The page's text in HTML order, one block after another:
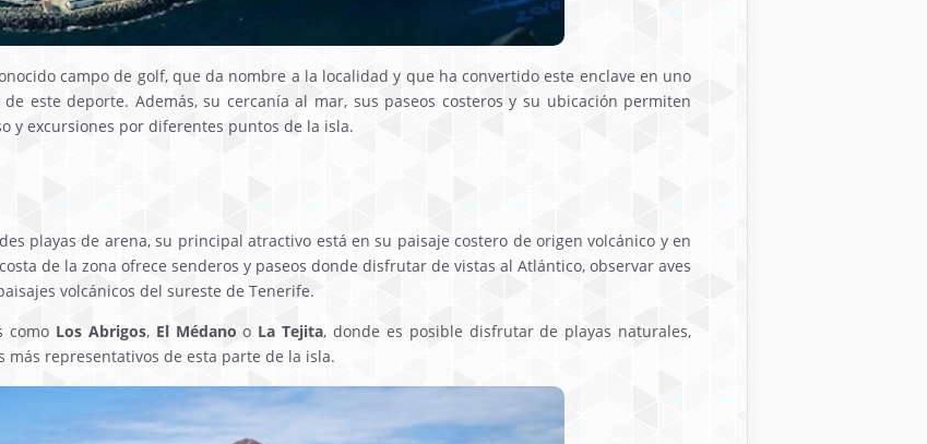
campo de golf, que da nombre a la localidad y que ha convertido este enclave en uno
este deporte. Además, su cercanía al mar, sus paseos costeros y su ubicación permiten
y excursiones por diferentes puntos de la isla.
playas de arena, su principal atractivo está en su paisaje costero de origen volcánico y en
de la zona ofrece senderos y paseos donde disfrutar de vistas al Atlántico, observar aves
volcánicos del sureste de Tenerife.
como Los Abrigos, El Médano o La Tejita, donde es posible disfrutar de playas naturales,
representativos de esta parte de la isla.